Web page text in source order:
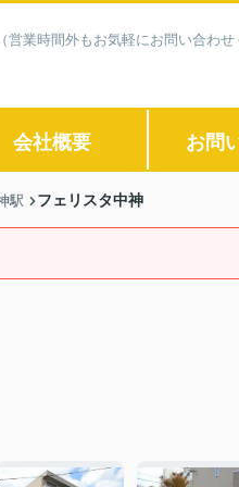
営業時間外もお気軽にお問い合
会社概要 お問
駅 フェリスタ中神